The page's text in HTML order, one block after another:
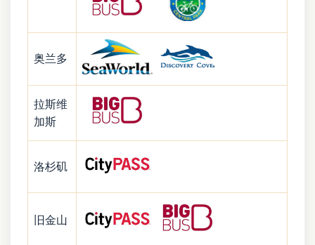
奥兰多
拉斯维
加斯
洛杉矶
旧金山